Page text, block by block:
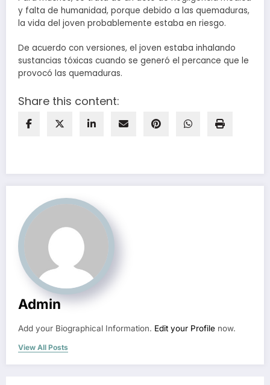
y falta de humanidad, porque debido a las quemaduras,
la vida del joven probablemente estaba en riesgo.
De acuerdo con versiones, el joven estaba inhalando
sustancias tóxicas cuando se generó el percance que le
provocó las quemaduras.
Share this content:
Admin
Add your Biographical Information. Edit your Profile now.
View All Posts